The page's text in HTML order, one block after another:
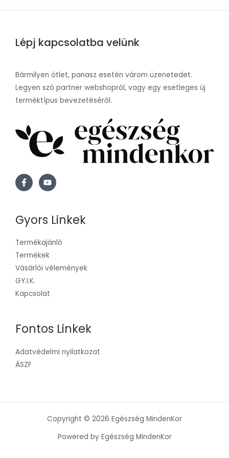
Lépj kapcsolatba velünk
Bármilyen ötlet, panasz esetén várom üzenetedet.
Legyen szó partner webshopról, vagy egy esetleges új
terméktípus bevezetéséről.
Gyors Linkek
Termékajánló
Termékek
Vásárlói vélemények
GY.I.K.
Kapcsolat
Fontos Linkek
Adatvédelmi nyilatkozat
ÁSZF
Copyright © 2026 Egészség MindenKor
Powered by Egészség MindenKor